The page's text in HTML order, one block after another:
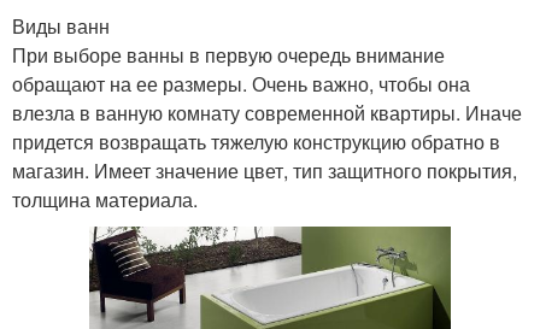
Виды ванн
При выборе ванны в первую очередь внимание
обращают на ее размеры. Очень важно, чтобы она
влезла в ванную комнату современной квартиры. Иначе
придется возвращать тяжелую конструкцию обратно в
магазин. Имеет значение цвет, тип защитного покрытия,
толщина материала.